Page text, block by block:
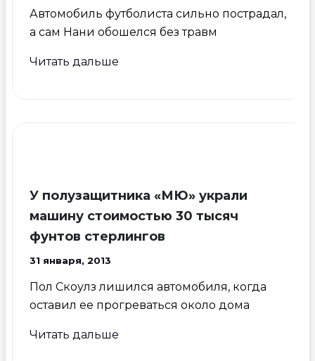
Автомобиль футболиста сильно пострадал,
а сам Нани обошелся без травм
Нани
машины
Читать дальше
У полузащитника «МЮ» украли
машину стоимостью 30 тысяч
фунтов стерлингов
31 января, 2013
Пол Скоулз лишился автомобиля, когда
оставил ее прогреваться около дома
У
Читать дальше